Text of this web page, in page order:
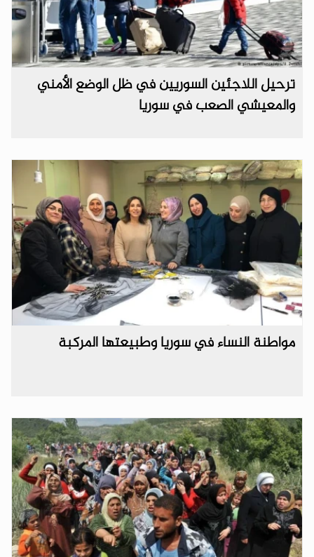
ترحيل اللاجئين السوريين في ظل الوضع الأمني
والمعيشي الصعب في سوريا
مواطنة النساء في سوريا وطبيعتها المركبة